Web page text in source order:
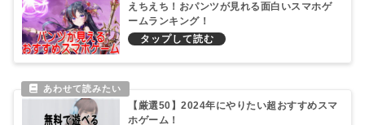
えちえち！おパンツが見れる面白いスマホゲ
ームランキング！
【厳選50】2024年にやりたい超おすすめスマ
ホゲーム！